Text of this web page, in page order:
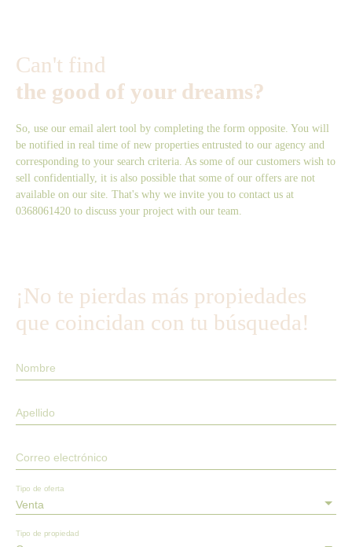
Can't find
the good of your dreams?
So, use our email alert tool by completing the form opposite. You will
be notified in real time of new properties entrusted to our agency and
corresponding to your search criteria. As some of our customers wish to
sell confidentially, it is also possible that some of our offers are not
available on our site. That's why we invite you to contact us at
0368061420 to discuss your project with our team.
¡No te pierdas más propiedades
que coincidan con tu búsqueda!
Nombre
Apellido
Correo electrónico
Venta
Tipo de oferta
Tipo de propiedad